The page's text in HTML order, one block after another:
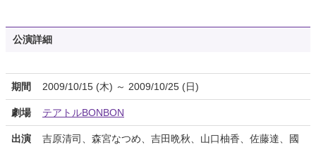
公演詳細
期間 2009/10/15 (木) ～ 2009/10/25 (日)
劇場 テアトルBONBON
出演
吉原清司、森宮なつめ、吉田晩秋、山口柚香、佐藤達、國